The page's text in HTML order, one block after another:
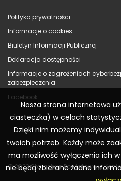
Polityka prywatności
Informacje o cookies
Biuletyn Informacji Publicznej
Deklaracja dostępności
Informacje o zagrożeniach
zabezpieczenia
Facebook
© 2023 Starostwo Powiatowe w
Nasza strona internetowa
ciasteczka) w celach
Dzięki nim możemy
twoich potrzeb. Każdy może
ma możliwość wyłączenia ich
nie będą zbierane żadne